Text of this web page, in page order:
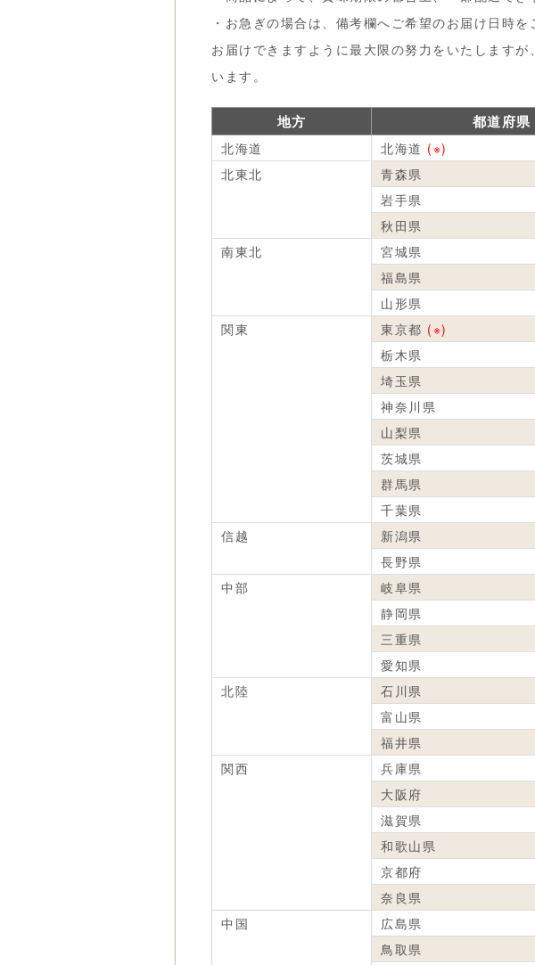
・お急ぎの場合は、備考欄へご希望のお届け日時を
お届けできますように最大限の努力をいたします
います。
地方 都道府県
北海道 北海道 (※)
北東北
青森県
岩手県
秋田県
南東北
宮城県
福島県
山形県
関東
東京都 (※)
栃木県
埼玉県
神奈川県
山梨県
茨城県
群馬県
千葉県
信越
新潟県
長野県
中部
岐阜県
静岡県
三重県
愛知県
北陸
石川県
富山県
福井県
関西
兵庫県
大阪府
滋賀県
和歌山県
京都府
奈良県
中国
広島県
鳥取県